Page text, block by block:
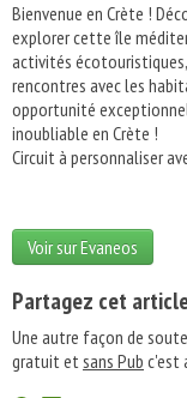
Bienvenue en Crète !
explorer cette île
activités
rencontres avec les
opportunité
inoubliable en Crète !
Circuit à personnaliser
Voir sur Evaneos
Partagez cet
Une autre façon de
gratuit etsans Pub c'est